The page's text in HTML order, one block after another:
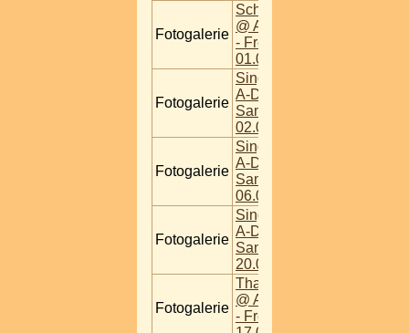
Fotogalerie
Scheidungsparty
@ A-Danceclub
- Freitag,
01.03.2013
Fotogalerie
Single Party @
A-Danceclub -
Samstag,
02.03.2013
Fotogalerie
Single Party @
A-Danceclub -
Samstag,
06.04.2013
Fotogalerie
Single Party @
A-Danceclub -
Samstag,
20.04.2013
Fotogalerie
Thank God it's
@ A-Danceclub
- Freitag,